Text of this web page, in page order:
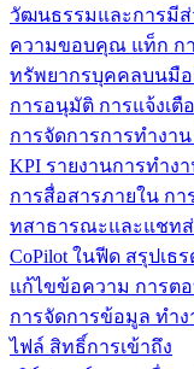
วัฒนธรรมและการมีส่
ความขอบคุณ แท็ก ก
ทรัพยากรบุคคลบนมื
การอนุมัติ การแจ้งเตื
การจัดการการทำงาน
KPI รายงานการทำ
การสื่อสารภายใน กา
ทสาธารณะและแชท
CoPilot ในฟีด สรุปเธ
แก้ไขข้อความ การต
การจัดการข้อมูล ทำง
ไฟล์ สิทธิ์การเข้าถึง